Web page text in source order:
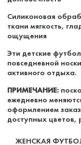
Силиконовая
ткани мягкость,
ощущения
Эти детские
повседневной
активного отдыха.
ПРИМЕЧАНИЕ:
ежедневно
оформлением
доступных цветов,
ЖЕНСКАЯ